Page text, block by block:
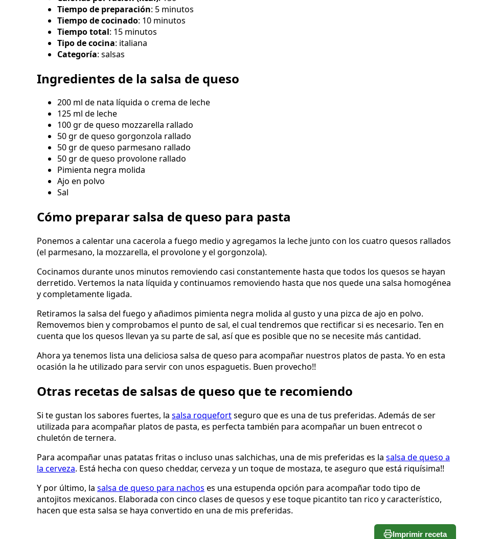
Tiempo de preparación: 5 minutos
Tiempo de cocinado: 10 minutos
Tiempo total: 15 minutos
Tipo de cocina: italiana
Categoría: salsas
Ingredientes de la salsa de queso
200 ml de nata líquida o crema de leche
125 ml de leche
100 gr de queso mozzarella rallado
50 gr de queso gorgonzola rallado
50 gr de queso parmesano rallado
50 gr de queso provolone rallado
Pimienta negra molida
Ajo en polvo
Sal
Cómo preparar salsa de queso para pasta
Ponemos a calentar una cacerola a fuego medio y agregamos la leche junto con los cuatro quesos rallados
(el parmesano, la mozzarella, el provolone y el gorgonzola).
Cocinamos durante unos minutos removiendo casi constantemente hasta que todos los quesos se hayan
derretido. Vertemos la nata líquida y continuamos removiendo hasta que nos quede una salsa homogénea
y completamente ligada.
Retiramos la salsa del fuego y añadimos pimienta negra molida al gusto y una pizca de ajo en polvo.
Removemos bien y comprobamos el punto de sal, el cual tendremos que rectificar si es necesario. Ten en
cuenta que los quesos llevan ya su parte de sal, así que es posible que no se necesite más cantidad.
Ahora ya tenemos lista una deliciosa salsa de queso para acompañar nuestros platos de pasta. Yo en esta
ocasión la he utilizado para servir con unos espaguetis. Buen provecho!!
Otras recetas de salsas de queso que te recomiendo
Si te gustan los sabores fuertes, la salsa roquefortseguro que es una de tus preferidas. Además de ser
utilizada para acompañar platos de pasta, es perfecta también para acompañar un buen entrecot o
chuletón de ternera.
Para acompañar unas patatas fritas o incluso unas salchichas, una de mis preferidas es la salsa de queso a
la cerveza. Está hecha con queso cheddar, cerveza y un toque de mostaza, te aseguro que está riquísima!!
Y por último, la salsa de queso para nachos es una estupenda opción para acompañar todo tipo de
antojitos mexicanos. Elaborada con cinco clases de quesos y ese toque picantito tan rico y característico,
hacen que esta salsa se haya convertido en una de mis preferidas.
Imprimir receta